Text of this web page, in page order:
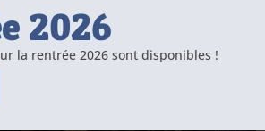
2026
la rentrée 2026 sont disponibles !